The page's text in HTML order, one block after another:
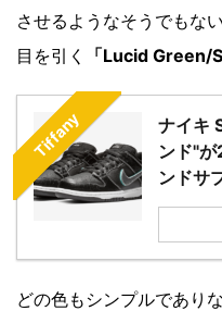
させるようなそうでもな
目を引く
「Lucid
Tiffany
ナイキ
ンド"
ンドサ
どの色もシンプルであり